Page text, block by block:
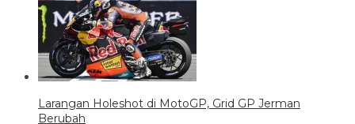
Larangan Holeshot di MotoGP, Grid GP Jerman
Berubah